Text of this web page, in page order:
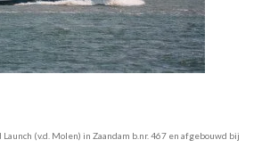
(v.d. Molen) in Zaandam b.nr. 467 en afgebouwd bij